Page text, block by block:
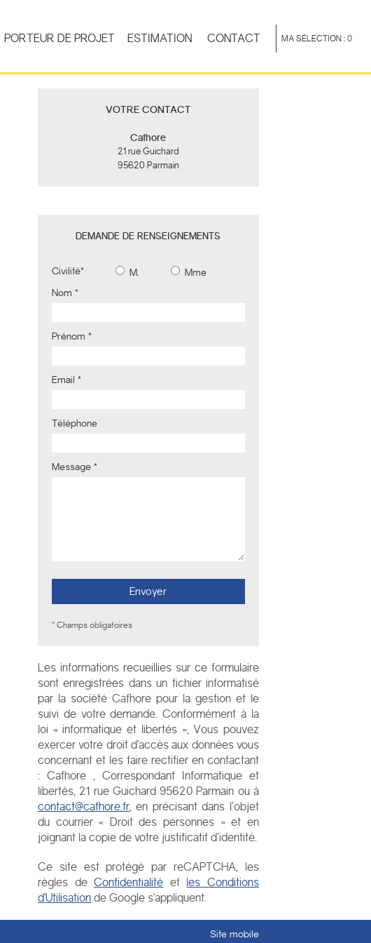
PORTEUR DE PROJET ESTIMATION CONTACT MA SÉLECTION : 0
VOTRE CONTACT
Cafhore
21 rue Guichard
95620 Parmain
DEMANDE DE RENSEIGNEMENTS
Civilité* M.
Mme
Nom *
Prénom *
Email *
Téléphone
Message *
* Champs obligatoires
Les informations recueillies sur ce formulaire
sont enregistrées dans un fichier informatisé
par la société Cafhore pour la gestion et le
suivi de votre demande. Conformément à la
loi « informatique et libertés », Vous pouvez
exercer votre droit d'accès aux données vous
concernant et les faire rectifier en contactant
: Cafhore , Correspondant Informatique et
libertés, 21 rue Guichard 95620 Parmain ou à
contact@cafhore.fr, en précisant dans l’objet
du courrier « Droit des personnes » et en
joignant la copie de votre justificatif d’identité.
Ce site est protégé par reCAPTCHA, les
règles deConfidentialité et les Conditions
d'Utilisationde Google s'appliquent.
Site mobile